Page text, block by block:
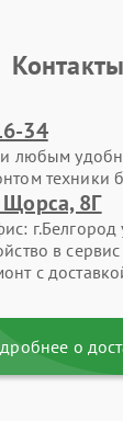
Контакты
34
любым
техники
Щорса, 8Г
г.Белгород
в
с
о